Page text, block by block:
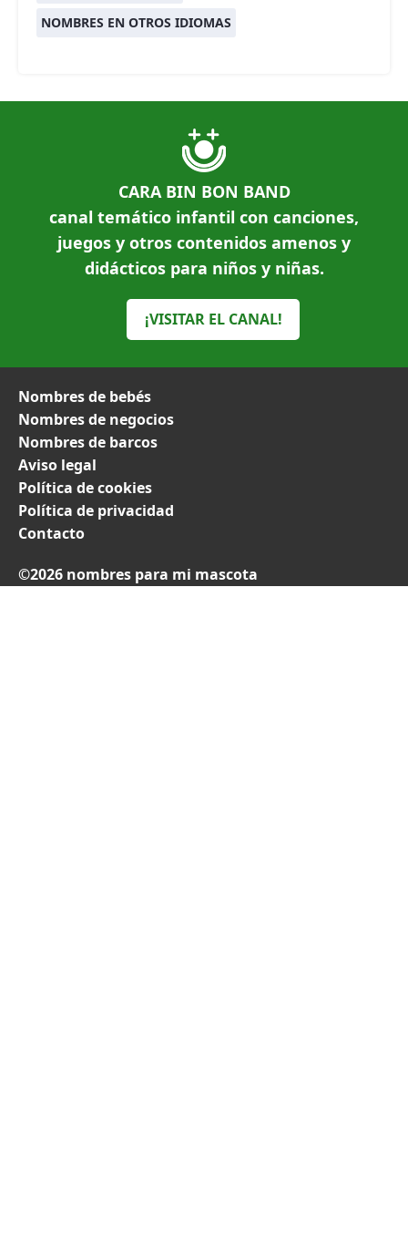
NOMBRES EN OTROS IDIOMAS
CARA BIN BON BAND
canal temático infantil con canciones,
juegos y otros contenidos amenos y
didácticos para niños y niñas.
¡VISITAR EL CANAL!
Nombres de bebés
Nombres de negocios
Nombres de barcos
Aviso legal
Política de cookies
Política de privacidad
Contacto
©2026 nombres para mi mascota